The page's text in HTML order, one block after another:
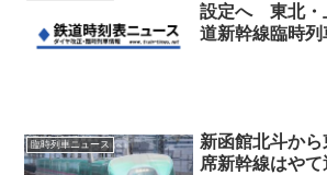
設定へ 東北・
道新幹線臨時
臨時列車ニュース
新函館北斗か
席新幹線はや